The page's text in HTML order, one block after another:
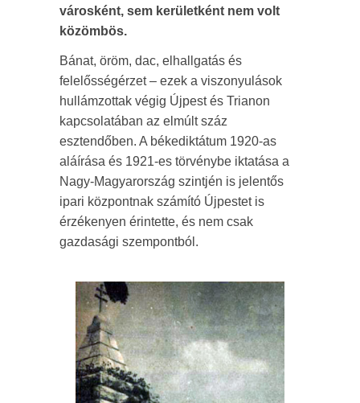
városként, sem kerületként nem volt
közömbös.
Bánat, öröm, dac, elhallgatás és
felelősségérzet – ezek a viszonyulások
hullámzottak végig Újpest és Trianon
kapcsolatában az elmúlt száz
esztendőben. A békediktátum 1920-as
aláírása és 1921-es törvénybe iktatása a
Nagy-Magyarország szintjén is jelentős
ipari központnak számító Újpestet is
érzékenyen érintette, és nem csak
gazdasági szempontból.